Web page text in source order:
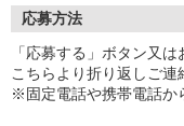
応募方法
「応募する」ボタン又
こちらより折り返しご連
※固定電話や携帯電話か